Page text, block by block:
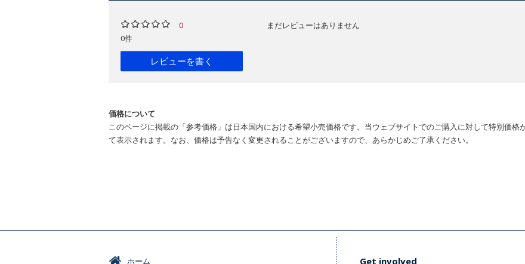
0
0件
レビューを書く
まだレビューはありません
価格について
このページに掲載の「参考価格」は日本国内における希望小売価格です。当ウェブサイトでのご購入に対して特別価
て表示されます。なお、価格は予告なく変更されることがございますので、あらかじめご了承ください。
ホーム Get involved